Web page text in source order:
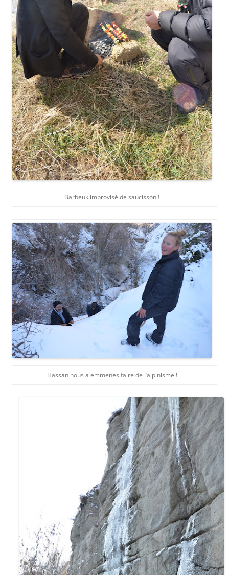
Barbeuk improvisé de saucisson !
Hassan nous a emmenés faire de l’alpinisme !